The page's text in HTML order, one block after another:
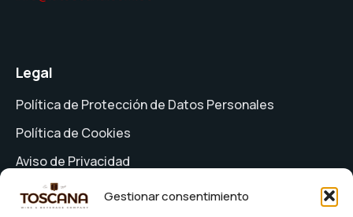
Gestionar consentimiento
Legal
Política de Protección de Datos Personales
Política de Cookies
Aviso de Privacidad
Formulario de Solicitud de Derechos